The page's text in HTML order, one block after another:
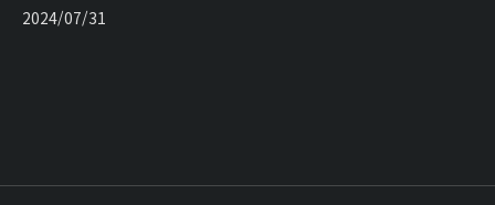
2024/07/31